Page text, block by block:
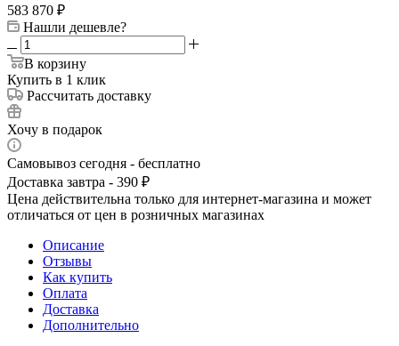
583 870 ₽
Нашли дешевле?
В корзину
Купить в 1 клик
Рассчитать доставку
Хочу в подарок
Самовывоз сегодня - бесплатно
Доставка завтра - 390 ₽
Цена действительна только для интернет-магазина и может
отличаться от цен в розничных магазинах
Описание
Отзывы
Как купить
Оплата
Доставка
Дополнительно